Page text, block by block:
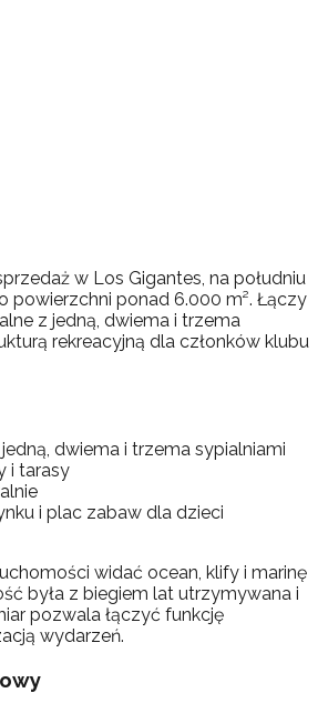
w Los Gigantes, na południu
powierzchni ponad 6.000 m². Łączy
z jedną, dwiema i trzema
rekreacyjną dla członków klubu
dwiema i trzema sypialniami
i tarasy
i plac zabaw dla dzieci
widać ocean, klify i marinę
była z biegiem lat utrzymywana i
pozwala łączyć funkcję
wydarzeń.